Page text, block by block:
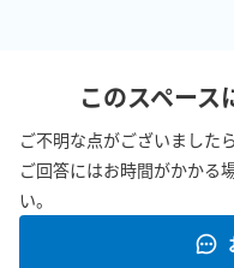
このスペース
ご不明な点がございました
ご回答にはお時間がかかる
い。